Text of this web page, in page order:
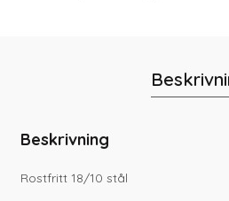
Beskrivning
Rostfritt 18/10 stål